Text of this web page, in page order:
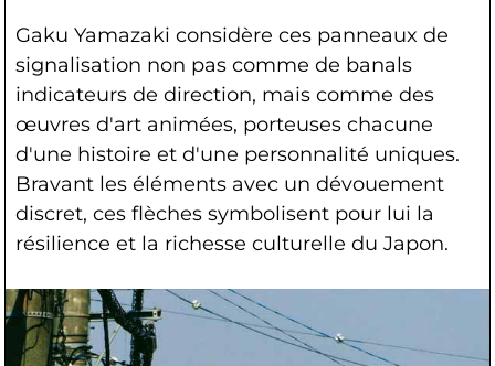
Gaku Yamazaki considère ces panneaux de
signalisation non pas comme de banals
indicateurs de direction, mais comme des
œuvres d'art animées, porteuses chacune
d'une histoire et d'une personnalité uniques.
Bravant les éléments avec un dévouement
discret, ces flèches symbolisent pour lui la
résilience et la richesse culturelle du Japon.